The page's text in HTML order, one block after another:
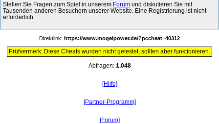
Stellen Sie Fragen zum Spiel in unserem Forum und diskutieren Sie mit
Tausenden anderen Besuchern unserer Website. Eine Registrierung ist nicht
erforderlich.
Direktlink: https://www.mogelpower.de/?pccheat=40312
Prüfvermerk: Diese Cheats wurden nicht getestet, sollten aber funktionieren.
Abfragen: 1.048
[Hilfe]
[Partner-Programm]
[Forum]